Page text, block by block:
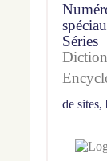
Séries
de sites,